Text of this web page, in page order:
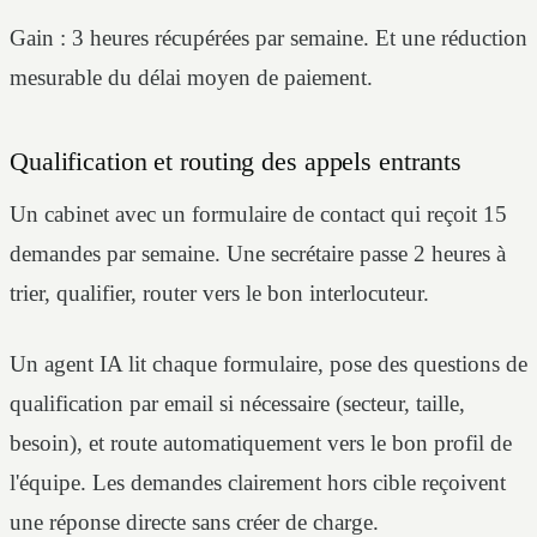
Gain : 3 heures récupérées par semaine. Et une réduction
mesurable du délai moyen de paiement.
Qualification et routing des appels entrants
Un cabinet avec un formulaire de contact qui reçoit 15
demandes par semaine. Une secrétaire passe 2 heures à
trier, qualifier, router vers le bon interlocuteur.
Un agent IA lit chaque formulaire, pose des questions de
qualification par email si nécessaire (secteur, taille,
besoin), et route automatiquement vers le bon profil de
l'équipe. Les demandes clairement hors cible reçoivent
une réponse directe sans créer de charge.